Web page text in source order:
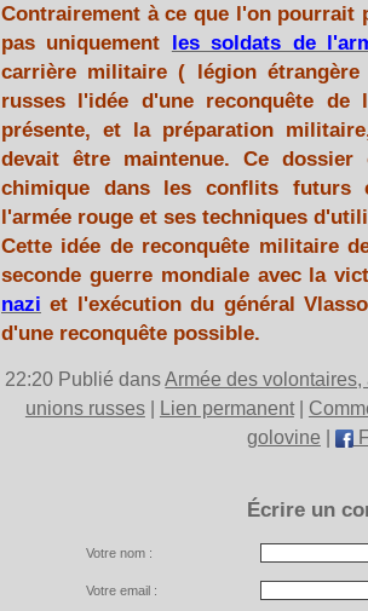
Contrairement à ce que l'on pourrait
pas uniquement les soldats de
carrière militaire ( légion
russes l'idée d'une reconquête
présente, et la préparation
devait être maintenue. Ce
chimique dans les conflits futurs
l'armée rouge et ses techniques
Cette idée de reconquête militaire
seconde guerre mondiale avec la
nazi et l'exécution du général
d'une reconquête possible.
22:20 Publié dansArmée des
unions russes| Lien permanent|
golovine
Écrire un
Votre nom :
Votre email :